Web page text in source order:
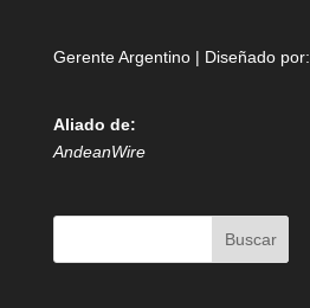
Gerente Argentino | Diseñado por:
Aliado de:
AndeanWire